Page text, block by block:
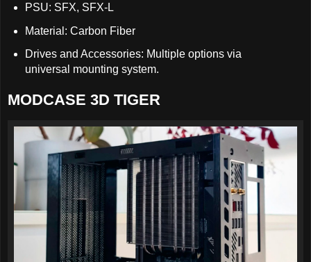
PSU: SFX, SFX-L
Material: Carbon Fiber
Drives and Accessories: Multiple options via
universal mounting system.
MODCASE 3D TIGER